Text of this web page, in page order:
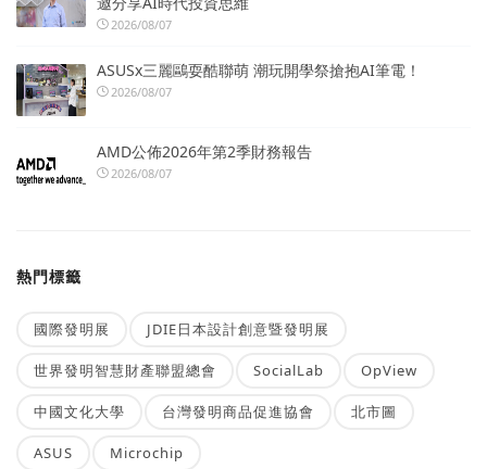
2026/08/07
ASUSx三麗鷗耍酷聯萌 潮玩開學祭搶抱AI筆電！
2026/08/07
AMD公佈2026年第2季財務報告
2026/08/07
熱門標籤
國際發明展 JDIE日本設計創意暨發明展
世界發明智慧財產聯盟總會 SocialLab OpView
中國文化大學 台灣發明商品促進協會 北市圖
ASUS Microchip